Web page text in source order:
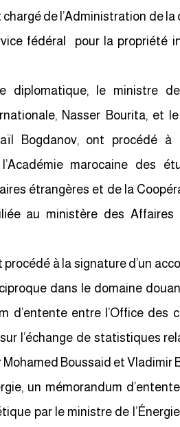
de l’Administration de
fédéral pour la propriété
diplomatique, le ministre
Nasser Bourita, et
Bogdanov, ont procédé à
marocaine des
étrangères et de la
au ministère des
procédé à la signature d’un
dans le domaine
d’entente entre l’Office
l’échange de statistiques
Boussaid et Vladimir
un mémorandum
par le ministre de